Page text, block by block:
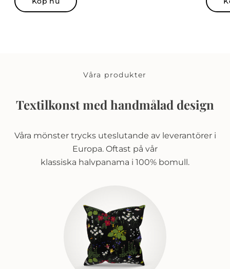
Våra produkter
Textilkonst med handmålad design
Våra mönster trycks uteslutande av leverantörer i
Europa. Oftast på vår
klassiska halvpanama i 100% bomull.